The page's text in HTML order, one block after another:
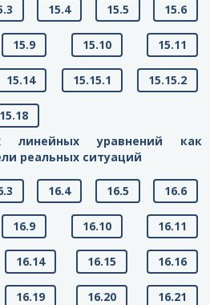
15.4 15.5 15.6
15.9 15.10 15.11
15.14 15.15.1 15.15.2
15.18
линейных уравнений как
реальных ситуаций
16.4 16.5 16.6
16.9 16.10 16.11
16.14 16.15 16.16
16.19 16.20 16.21